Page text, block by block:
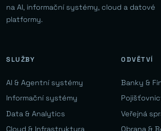
na AI, informační systémy, cloud a datové
platformy.
SLUŽBY
AI & Agentní systémy
Informační systémy
Data & Analytics
Cloud & Infrastruktura
ODVĚTVÍ
Banky &
Veřejná
Obrana &